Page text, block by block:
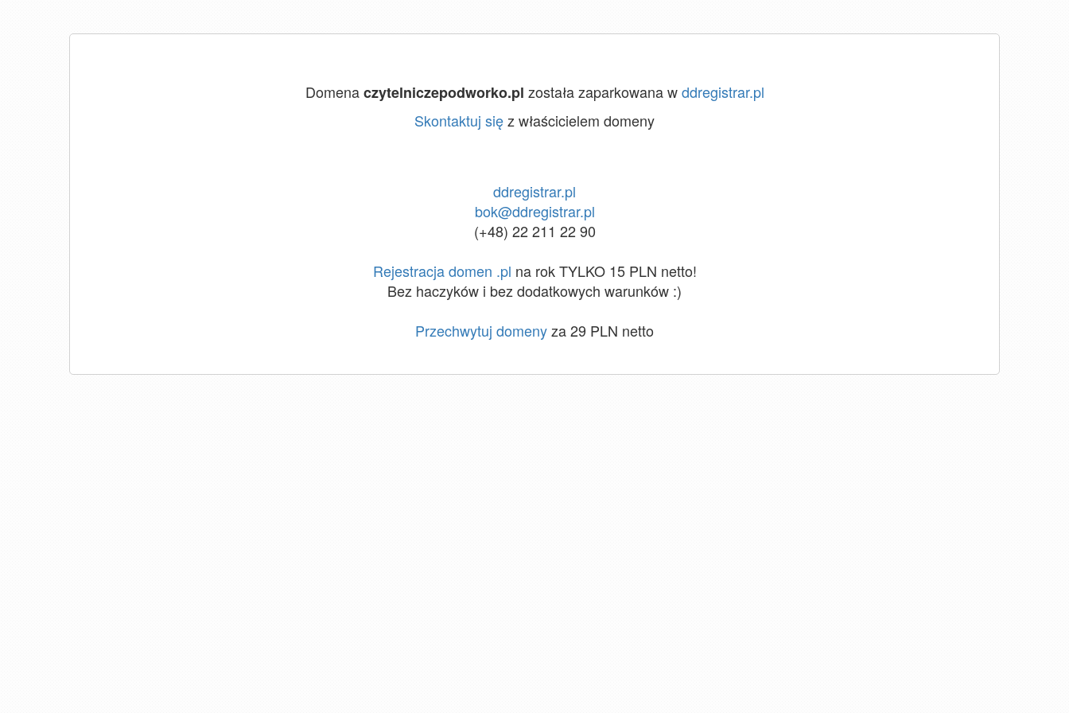
Domenaczytelniczepodworko.pl została zaparkowana wddregistrar.pl
Skontaktuj sięz właścicielem domeny
ddregistrar.pl
bok@ddregistrar.pl
(+48) 22 211 22 90
Rejestracja domen .pl na rok TYLKO 15 PLN netto!
Bez haczyków i bez dodatkowych warunków :)
Przechwytuj domenyza 29 PLN netto